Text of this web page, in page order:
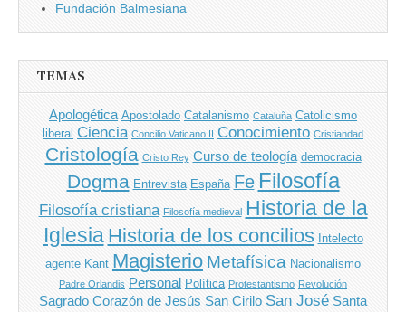
Fundación Balmesiana
TEMAS
Apologética Apostolado Catalanismo Cataluña Catolicismo
liberal Ciencia Concilio Vaticano II Conocimiento Cristiandad
Cristología Cristo Rey Curso de teología democracia
Dogma Entrevista España Fe Filosofía
Filosofía cristiana Filosofía medieval Historia de la
Iglesia Historia de los concilios Intelecto
agente Kant Magisterio Metafísica Nacionalismo
Padre Orlandis Personal Política Protestantismo Revolución
Sagrado Corazón de Jesús San Cirilo San José Santa